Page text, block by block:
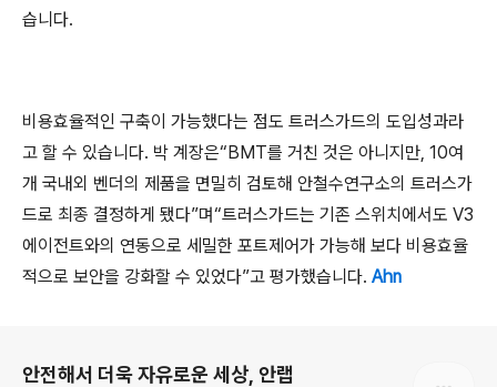
습니다.
비용효율적인 구축이 가능했다는 점도 트러스가드의 도입성과라
고 할 수 있습니다. 박 계장은“BMT를 거친 것은 아니지만, 10여
개 국내외 벤더의 제품을 면밀히 검토해 안철수연구소의 트러스가
드로 최종 결정하게 됐다”며“트러스가드는 기존 스위치에서도 V3
에이전트와의 연동으로 세밀한 포트제어가 가능해 보다 비용효율
적으로 보안을 강화할 수 있었다”고 평가했습니다. Ahn
안전해서 더욱 자유로운 세상, 안랩